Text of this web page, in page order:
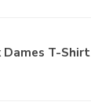
Dames T-Shirt